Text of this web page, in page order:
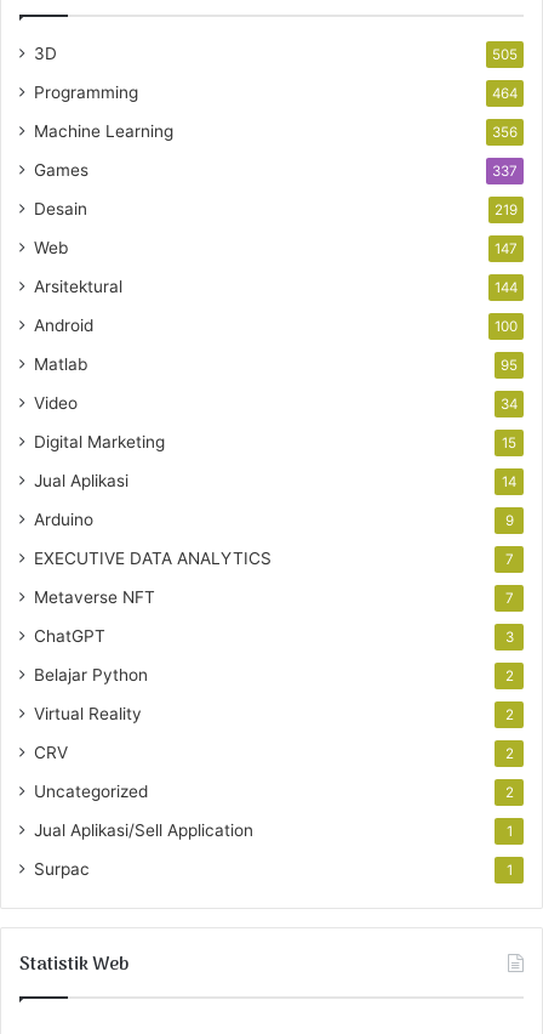
3D 505
Programming 464
Machine Learning 356
Games 337
Desain 219
Web 147
Arsitektural 144
Android 100
Matlab 95
Video 34
Digital Marketing 15
Jual Aplikasi 14
Arduino 9
EXECUTIVE DATA ANALYTICS 7
Metaverse NFT 7
ChatGPT 3
Belajar Python 2
Virtual Reality 2
CRV 2
Uncategorized 2
Jual Aplikasi/Sell Application 1
Surpac 1
Statistik Web